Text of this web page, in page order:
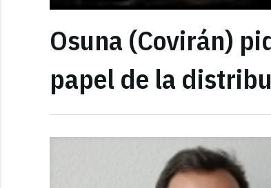
Osuna (Covirán)
papel de la